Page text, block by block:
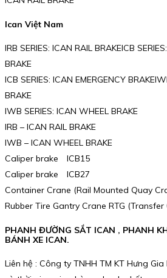
Ican Việt Nam
IRB SERIES: ICAN RAIL BRAKEICB
BRAKE
ICB SERIES: ICAN EMERGENCY
BRAKE
IWB SERIES: ICAN WHEEL BRAKE
IRB – ICAN RAIL BRAKE
IWB – ICAN WHEEL BRAKE
Caliper brake ICB15
Caliper brake ICB27
Container Crane (Rail Mounted Quay
Rubber Tire Gantry Crane RTG (Transfer
PHANH ĐƯỜNG SẮT ICAN , PHANH
BÁNH XE ICAN.
Liên hệ : Công ty TNHH TM KT Hưng